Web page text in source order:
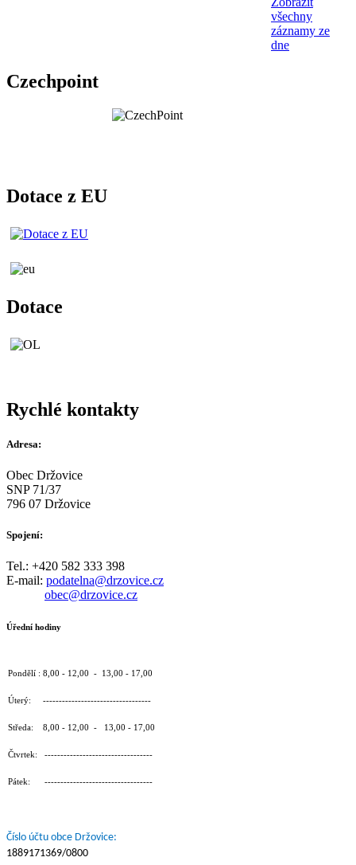
všechny
záznamy ze
dne
Czechpoint
Dotace z EU
Dotace
Rychlé kontakty
Adresa:
Obec Držovice
SNP 71/37
796 07 Držovice
Spojení:
Tel.: +420 582 333 398
E-mail: podatelna@drzovice.cz
obec@drzovice.cz
Úřední hodiny
Pondělí : 8,00 - 12,00 - 13,00 - 17,00
Úterý: ----------------------------------
Středa: 8,00 - 12,00 - 13,00 - 17,00
Čtvrtek: ----------------------------------
Pátek: ----------------------------------
Číslo účtu obce Držovice:
1889171369/0800